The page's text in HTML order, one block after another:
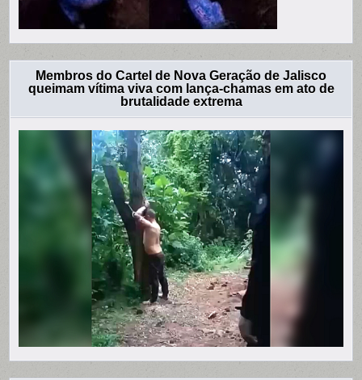
Membros do Cartel de Nova Geração de Jalisco
queimam vítima viva com lança-chamas em ato de
brutalidade extrema